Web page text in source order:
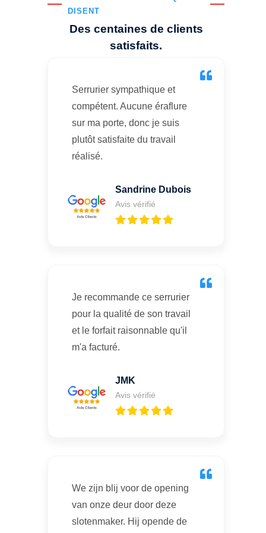
DISENT
Des centaines de clients
satisfaits.
Serrurier sympathique et
compétent. Aucune éraflure
sur ma porte, donc je suis
plutôt satisfaite du travail
réalisé.
Sandrine Dubois
Avis vérifié
Je recommande ce serrurier
pour la qualité de son travail
et le forfait raisonnable qu'il
m'a facturé.
JMK
Avis vérifié
We zijn blij voor de opening
van onze deur door deze
slotenmaker. Hij opende de